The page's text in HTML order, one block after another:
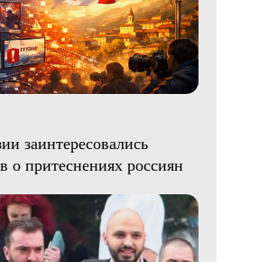
заинтересовались
о притеснениях россиян